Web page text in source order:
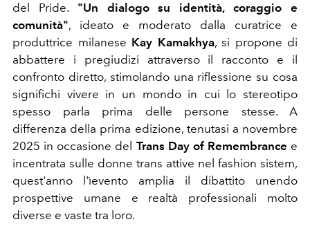
del Pride. "Un dialogo su identità, coraggio e
comunità", ideato e moderato dalla curatrice e
produttrice milanese Kay Kamakhya, si propone di
abbattere i pregiudizi attraverso il racconto e il
confronto diretto, stimolando una riflessione su cosa
significhi vivere in un mondo in cui lo stereotipo
spesso parla prima delle persone stesse. A
differenza della prima edizione, tenutasi a novembre
2025 in occasione del Trans Day of Remembrance e
incentrata sulle donne trans attive nel fashion sistem,
quest'anno l'ìevento amplia il dibattito unendo
prospettive umane e realtà professionali molto
diverse e vaste tra loro.